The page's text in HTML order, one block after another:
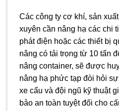
Các công ty cơ khí, sản
xuyên cần nâng hạ các chi
phát điện hoặc các thiết bị
nâng có tải trọng từ 10 tấn
nâng container, sẽ được
nâng hạ phức tạp đòi hỏi
xe cẩu và đội ngũ kỹ thuật
bảo an toàn tuyệt đối cho